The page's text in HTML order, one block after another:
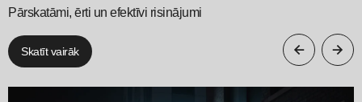
Pārskatāmi, ērti un efektīvi risinājumi
Skatīt vairāk